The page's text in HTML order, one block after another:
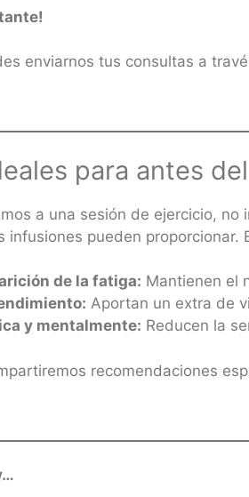
enviarnos tus consultas a
para antes
a una sesión de ejercicio,
infusiones pueden
de la fatiga: Mantienen el
Aportan un extra de
y mentalmente: Reducen la
recomendaciones